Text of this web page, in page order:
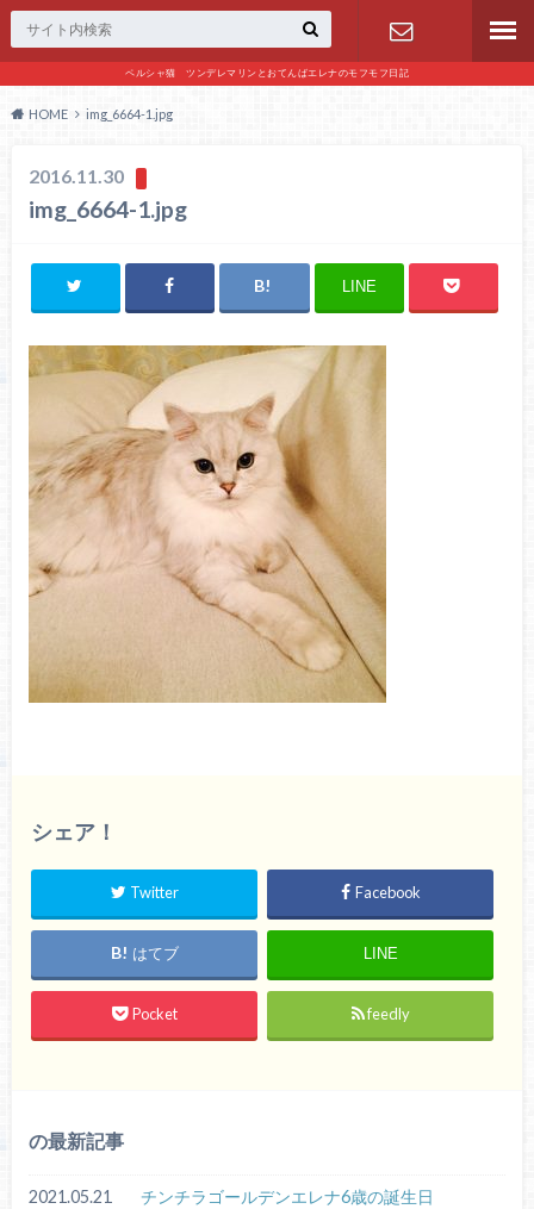
ペルシャ猫 ツンデレマリンとおてんばエレナのモフモフ日記
お問い合わ
HOME img_6664-1.jpg
2016.11.30
img_6664-1.jpg
LINE
シェア！
Twitter Facebook
はてブ LINE
Pocket feedly
の最新記事
2021.05.21 チンチラゴールデンエレナ6歳の誕生日